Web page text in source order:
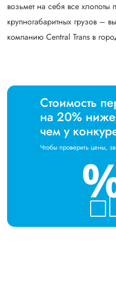
возьмет на себя все хлопоты
крупногабаритных грузов –
компанию Central Trans в
Стоимость
на 20%
чем у
Чтобы проверить цены,